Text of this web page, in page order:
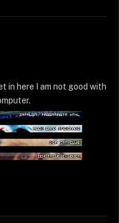
in here I am not good with